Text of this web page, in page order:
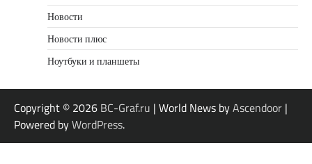
Новости
Новости плюс
Ноутбуки и планшеты
Copyright © 2026 BC-Graf.ru | World News byAscendoor |
Powered byWordPress.